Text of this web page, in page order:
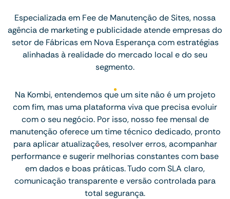
Especializada em Fee de Manutenção de Sites, nossa
agência de marketing e publicidade atende empresas do
setor de Fábricas em Nova Esperança com estratégias
alinhadas à realidade do mercado local e do seu
segmento.
Na Kombi, entendemos que um site não é um projeto
com fim, mas uma plataforma viva que precisa evoluir
com o seu negócio. Por isso, nosso fee mensal de
manutenção oferece um time técnico dedicado, pronto
para aplicar atualizações, resolver erros, acompanhar
performance e sugerir melhorias constantes com base
em dados e boas práticas. Tudo com SLA claro,
comunicação transparente e versão controlada para
total segurança.